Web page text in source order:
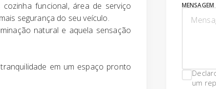
funcional, área de serviço
segurança do seu veículo.
natural e aquela sensação
em um espaço pronto
MENSAGEM
um